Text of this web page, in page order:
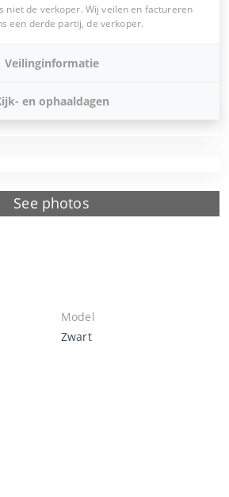
See photos
niet de verkoper. Wij veilen en factureren
een derde partij, de verkoper.
Veilinginformatie
en ophaaldagen
Model
Zwart